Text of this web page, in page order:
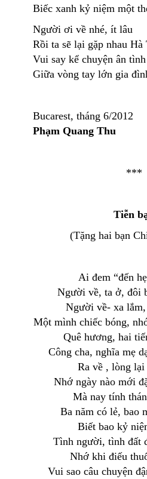
Biếc xanh kỷ niệm một
Người ơi về nhé, ít lâu
Rồi ta sẽ lại gặp nhau Hà
Vui say kể chuyện ân tình
Giữa vòng tay lớn gia
Bucarest, tháng 6/2012
Phạm Quang Thu
***
Tiễn
(Tặng hai bạn
Ai đem “đến
Người về, ta ở, đôi
Người về- xa
Một mình chiếc bóng,
Quê hương, hai
Công cha, nghĩa mẹ
Ra về , lòng lại
Nhớ ngày nào mới
Mà nay tính
Ba năm có lẻ, bao
Biết bao kỷ
Tình người, tình đất
Nhớ khi điếu
Vui sao câu chuyện